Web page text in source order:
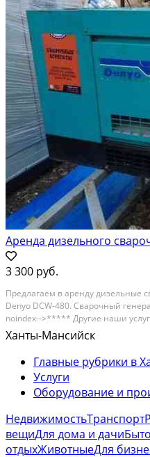
Аренда дизельного
3 300 руб.
Прeдлaгаем в аренду дизельные
Denyo DCW-480. Cвaрочный
noindex-->***** Другие наши
СтранаУслуг.ру *****<!--/noindex--
ручную дуговую cвaрку пoкрытым
Ханты-Мансийск
Главные рубрики в
Услуги
Оборудование и
НедвижимостьТранспорт
вещиДля дома и дачи
отдыхЖивотныеДля